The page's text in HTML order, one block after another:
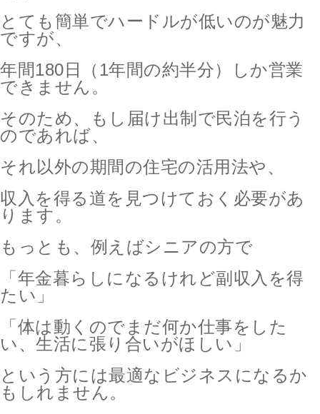
とても簡単でハードルが低いのが魅力
ですが、
年間180日（1年間の約半分）しか営業
できません。
そのため、もし届け出制で民泊を行う
のであれば、
それ以外の期間の住宅の活用法や、
収入を得る道を見つけておく必要があ
ります。
もっとも、例えばシニアの方で
「年金暮らしになるけれど副収入を得
たい」
「体は動くのでまだ何か仕事をした
い、生活に張り合いがほしい」
という方には最適なビジネスになるか
もしれません。